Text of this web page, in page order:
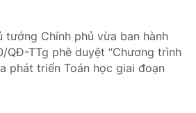
tướng Chính phủ vừa ban hành
QĐ-TTg phê duyệt “Chương trình
phát triển Toán học giai đoạn